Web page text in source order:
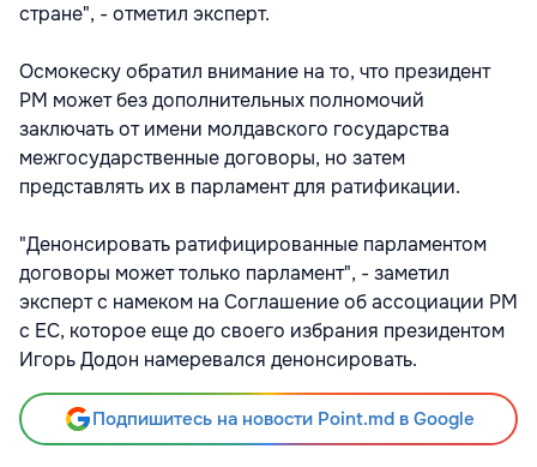
стране", - отметил эксперт.
Осмокеску обратил внимание на то, что президент
РМ может без дополнительных полномочий
заключать от имени молдавского государства
межгосударственные договоры, но затем
представлять их в парламент для ратификации.
"Денонсировать ратифицированные парламентом
договоры может только парламент", - заметил
эксперт с намеком на Соглашение об ассоциации РМ
с ЕС, которое еще до своего избрания президентом
Игорь Додон намеревался денонсировать.
Подпишитесь на новости Point.md в Google